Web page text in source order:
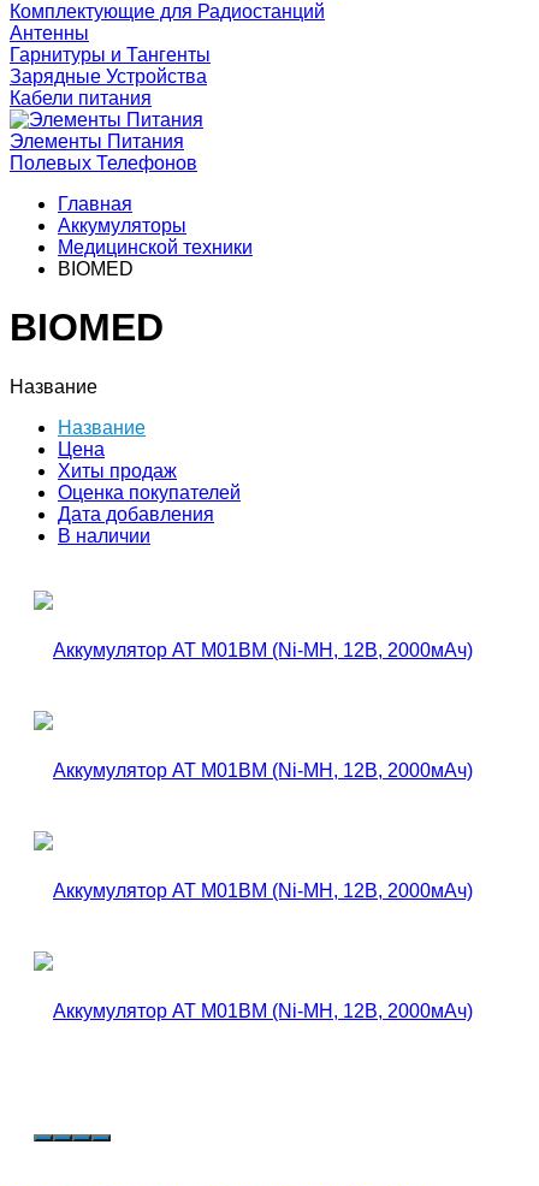
Комплектующие для Радиостанций
Антенны
Гарнитуры и Тангенты
Зарядные Устройства
Кабели питания
Элементы Питания
Полевых Телефонов
Главная
Аккумуляторы
Медицинской техники
BIOMED
BIOMED
Название
Название
Цена
Хиты продаж
Оценка покупателей
Дата добавления
В наличии